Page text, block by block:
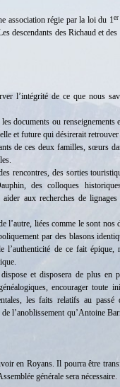
association régie par la loi du 1er
descendants des Richaud et
l’intégrité de ce que nous
documents ou renseignements
et future qui désirerait retrouver
de ces deux familles, sœurs
rencontres, des sorties
des colloques
aux recherches de
l’autre, liées comme le sont nos
par des blasons
l’authenticité de ce fait épique,
et disposera de plus en
encourager toute
les faits relatifs au passé
l’anoblissement qu’Antoine
en Royans. Il pourra être
générale sera nécessaire.